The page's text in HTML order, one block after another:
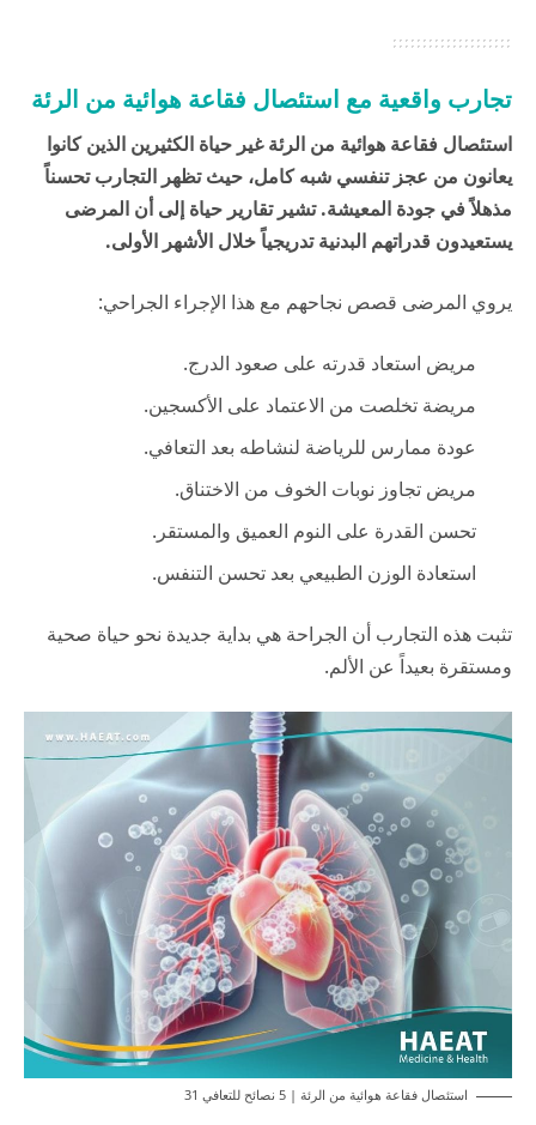
تجارب واقعية مع استئصال فقاعة هوائية من الرئة
استئصال فقاعة هوائية من الرئة غير حياة الكثيرين الذين كانوا
يعانون من عجز تنفسي شبه كامل، حيث تظهر التجارب تحسناً
مذهلاً في جودة المعيشة. تشير تقارير حياة إلى أن المرضى
يستعيدون قدراتهم البدنية تدريجياً خلال الأشهر الأولى.
يروي المرضى قصص نجاحهم مع هذا الإجراء الجراحي:
مريض استعاد قدرته على صعود الدرج.
مريضة تخلصت من الاعتماد على الأكسجين.
عودة ممارس للرياضة لنشاطه بعد التعافي.
مريض تجاوز نوبات الخوف من الاختناق.
تحسن القدرة على النوم العميق والمستقر.
استعادة الوزن الطبيعي بعد تحسن التنفس.
تثبت هذه التجارب أن الجراحة هي بداية جديدة نحو حياة صحية
ومستقرة بعيداً عن الألم.
استئصال فقاعة هوائية من الرئة | 5 نصائح للتعافي 31